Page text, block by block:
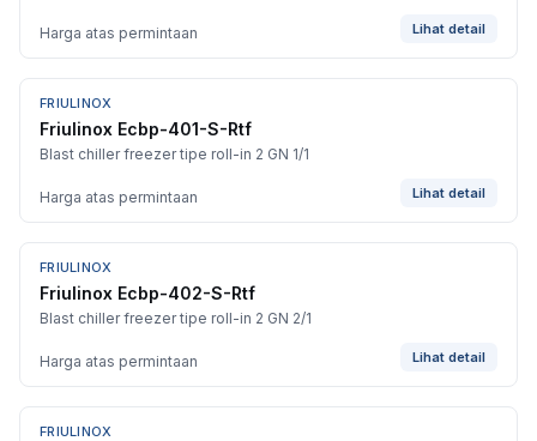
Harga atas permintaan Lihat detail
FRIULINOX
Friulinox Ecbp-401-S-Rtf
Blast chiller freezer tipe roll-in 2 GN 1/1
Harga atas permintaan Lihat detail
FRIULINOX
Friulinox Ecbp-402-S-Rtf
Blast chiller freezer tipe roll-in 2 GN 2/1
Harga atas permintaan Lihat detail
FRIULINOX